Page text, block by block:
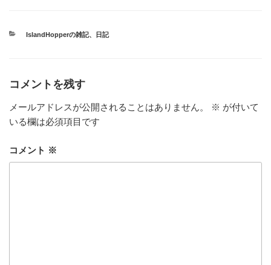
カ
IslandHopperの雑記、 日記
コメントを残す
メールアドレスが公開されることはありません。 ※ が付いて
いる欄は必須項目です
コメント ※